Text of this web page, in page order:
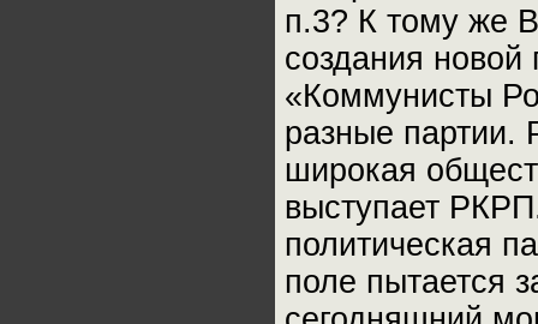
п.3? К тому же
создания
«Коммунисты
разные партии.
широкая
выступает
политическая
поле пытается